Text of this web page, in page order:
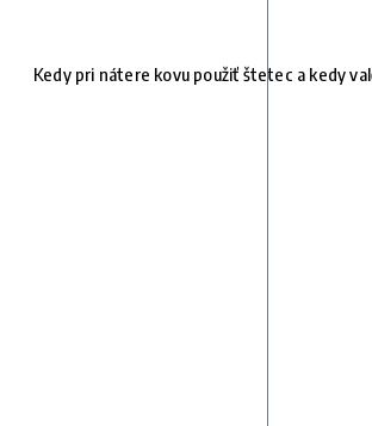
Kedy pri nátere kovu použiť štetec a kedy